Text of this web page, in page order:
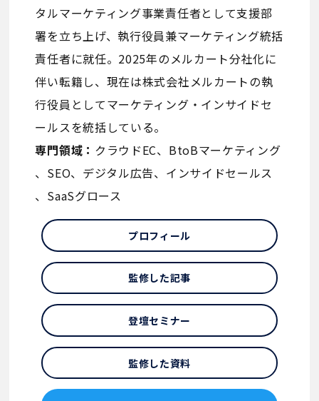
タルマーケティング事業責任者として支援部
署を立ち上げ、執行役員兼マーケティング統括
責任者に就任。2025年のメルカート分社化に
伴い転籍し、現在は株式会社メルカートの執
行役員としてマーケティング・インサイドセ
ールスを統括している。
専門領域： クラウドEC、BtoBマーケティング
、SEO、デジタル広告、インサイドセールス
、SaaSグロース
プロフィール
監修した記事
登壇セミナー
監修した資料